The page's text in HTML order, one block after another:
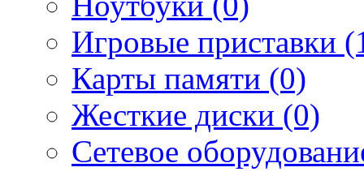
Игровые приставки
Карты памяти (0)
Жесткие диски (0)
Сетевое